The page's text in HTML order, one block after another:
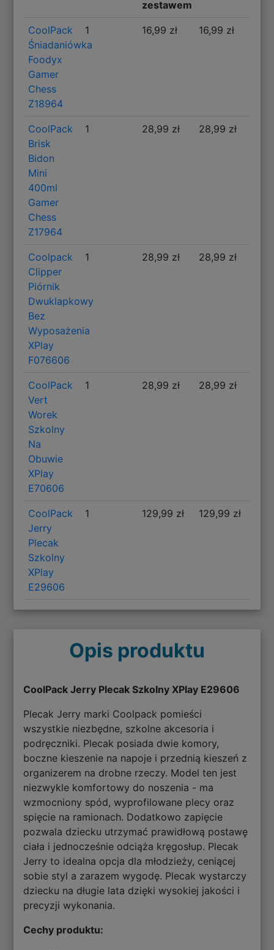
zestawem
CoolPack
Śniadaniówka
Foodyx
Gamer
Chess
Z18964
1 16,99 zł 16,99 zł
CoolPack
Brisk
Bidon
Mini
400ml
Gamer
Chess
Z17964
1 28,99 zł 28,99 zł
Coolpack
Clipper
Piórnik
Dwuklapkowy
Bez
Wyposażenia
XPlay
F076606
1 28,99 zł 28,99 zł
CoolPack
Vert
Worek
Szkolny
Na
Obuwie
XPlay
E70606
1 28,99 zł 28,99 zł
CoolPack
Jerry
Plecak
Szkolny
XPlay
E29606
1 129,99 zł 129,99 zł
Opis produktu
CoolPack Jerry Plecak Szkolny XPlay E29606
Plecak Jerry marki Coolpack pomieści
wszystkie niezbędne, szkolne akcesoria i
podręczniki. Plecak posiada dwie komory,
boczne kieszenie na napoje i przednią kieszeń z
organizerem na drobne rzeczy. Model ten jest
niezwykle komfortowy do noszenia - ma
wzmocniony spód, wyprofilowane plecy oraz
spięcie na ramionach. Dodatkowo zapięcie
pozwala dziecku utrzymać prawidłową postawę
ciała i jednocześnie odciąża kręgosłup. Plecak
Jerry to idealna opcja dla młodzieży, ceniącej
sobie styl a zarazem wygodę. Plecak wystarczy
dziecku na długie lata dzięki wysokiej jakości i
precyzji wykonania.
Cechy produktu: